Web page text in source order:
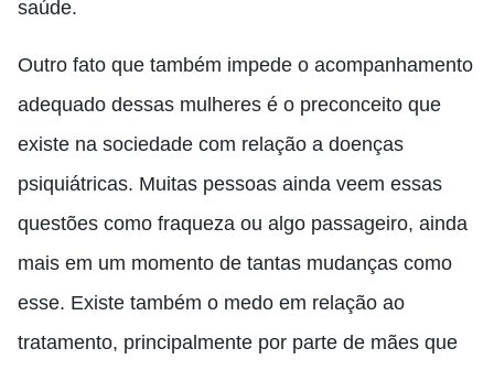
saúde.
Outro fato que também impede o acompanhamento
adequado dessas mulheres é o preconceito que
existe na sociedade com relação a doenças
psiquiátricas. Muitas pessoas ainda veem essas
questões como fraqueza ou algo passageiro, ainda
mais em um momento de tantas mudanças como
esse. Existe também o medo em relação ao
tratamento, principalmente por parte de mães que